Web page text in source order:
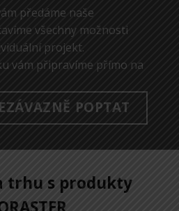
předáme naše
všechny možnosti
projekt.
vám připravíme přímo na
POPTAT
trhu s produkty